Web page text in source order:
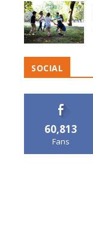
SOCIAL
60,813
Fans